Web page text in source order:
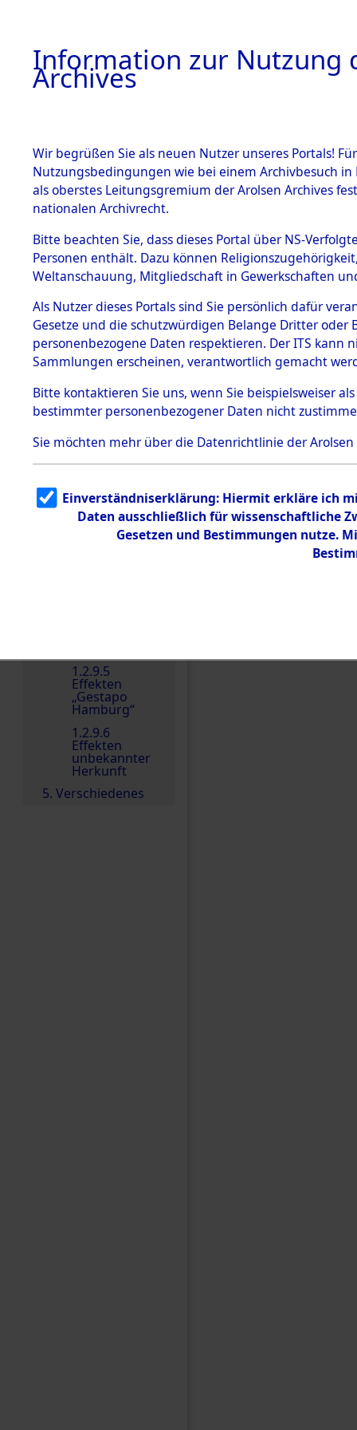
BESTÄNDE
1.
Inhaftierungsdoku
mente
1.2.9 Beim ITS
Effekten
1.2.9.1
Effekten aus
dem KZ
Dachau
1.2.9.2
Effekten aus
dem KZ
Bayerisches
1.2.9.3
Effekten aus
dem KZ
Neuengamm
1.2.9.5
Effekten
„Gestapo
Hamburg“
1.2.9.6
Effekten
unbekannter
Herkunft
5. Verschiedenes
0002
Einen Kommentar
Information zur Nutzung
Archives
Wir begrüßen Sie als neuen Nutzer unseres Portals!
Nutzungsbedingungen wie bei einem Archivbesuch
als oberstes Leitungsgremium der Arolsen Archives
nationalen Archivrecht.
Bitte beachten Sie, dass dieses Portal über NS-
Personen enthält. Dazu können
Weltanschauung, Mitgliedschaft in Gewerkschaften
Als Nutzer dieses Portals sind Sie persönlich dafür
Gesetze und die schutzwürdigen Belange Dritter
personenbezogene Daten respektieren. Der ITS
Sammlungen erscheinen, verantwortlich gemacht
Bitte kontaktieren Sie uns, wenn Sie beispielsweiser
bestimmter personenbezogener Daten nicht
Sie möchten mehr über die Datenrichtlinie der Arolsen
Einverständniserklärung: Hiermit erkläre ich
Daten ausschließlich für wissenschaftliche
Gesetzen und Bestimmungen nutze.